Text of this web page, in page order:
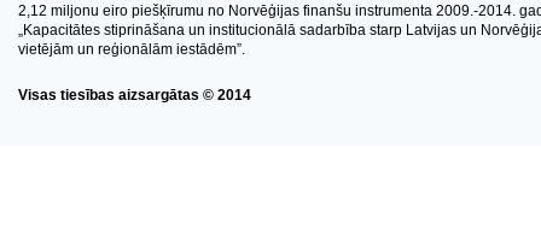
2,12 miljonu eiro piešķīrumu no Norvēģijas finanšu instrumenta 2009.-2014.
„Kapacitātes stiprināšana un institucionālā sadarbība starp Latvijas un
vietējām un reģionālām iestādēm”.
Visas tiesības aizsargātas © 2014